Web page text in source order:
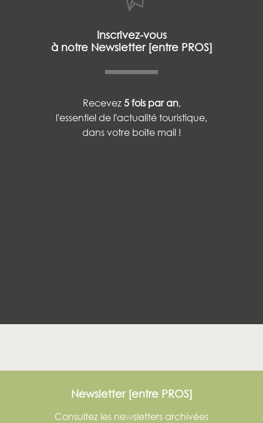
Inscrivez-vous
à notre Newsletter [entre PROS]
Recevez5 fois par an,
l'essentiel de l'actualité touristique,
dans votre boite mail !
Newsletter [entre PROS]
Consultez les newsletters archivées